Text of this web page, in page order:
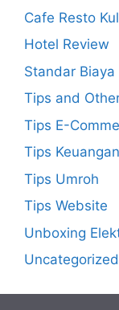
Cafe Resto
Hotel Review
Standar Biaya
Tips and
Tips E-
Tips Keuangan
Tips Umroh
Tips Website
Unboxing
Uncategorized